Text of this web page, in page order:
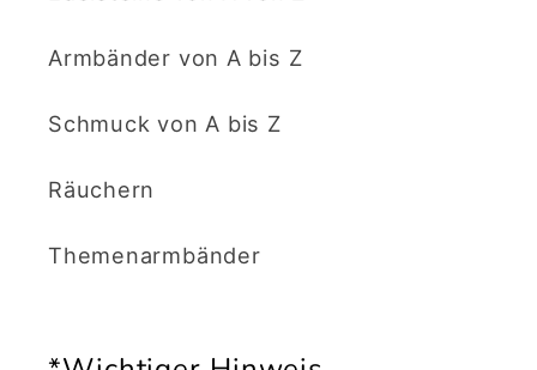
Armbänder von A bis Z
Schmuck von A bis Z
Räuchern
Themenarmbänder